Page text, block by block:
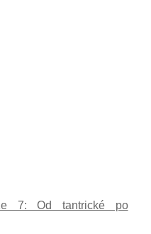
7: Od tantrické po